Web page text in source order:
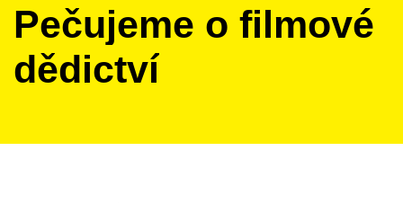
Pečujeme o filmové
dědictví